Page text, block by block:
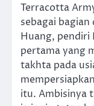
Terracotta
sebagai bagian
Huang, pendiri
pertama yang
takhta pada
itu. Ambisinya